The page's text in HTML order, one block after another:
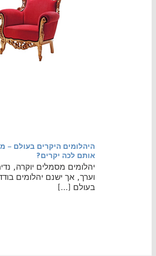
היהלומים היקרים בעולם –
אותם לכה יקרים?
יהלומים מסמלים יוקרה,
וערך, אך ישנם יהלומים
בעולם [...]